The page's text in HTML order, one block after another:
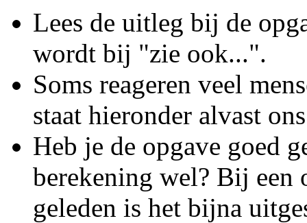
Lees de uitleg bij de
wordt bij "zie ook...".
Soms reageren veel
staat hieronder alvast
Heb je de opgave goed
berekening wel? Bij een
geleden is het bijna